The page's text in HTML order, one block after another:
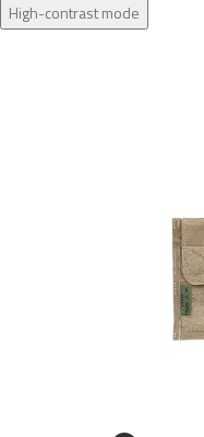
High-contrast mode